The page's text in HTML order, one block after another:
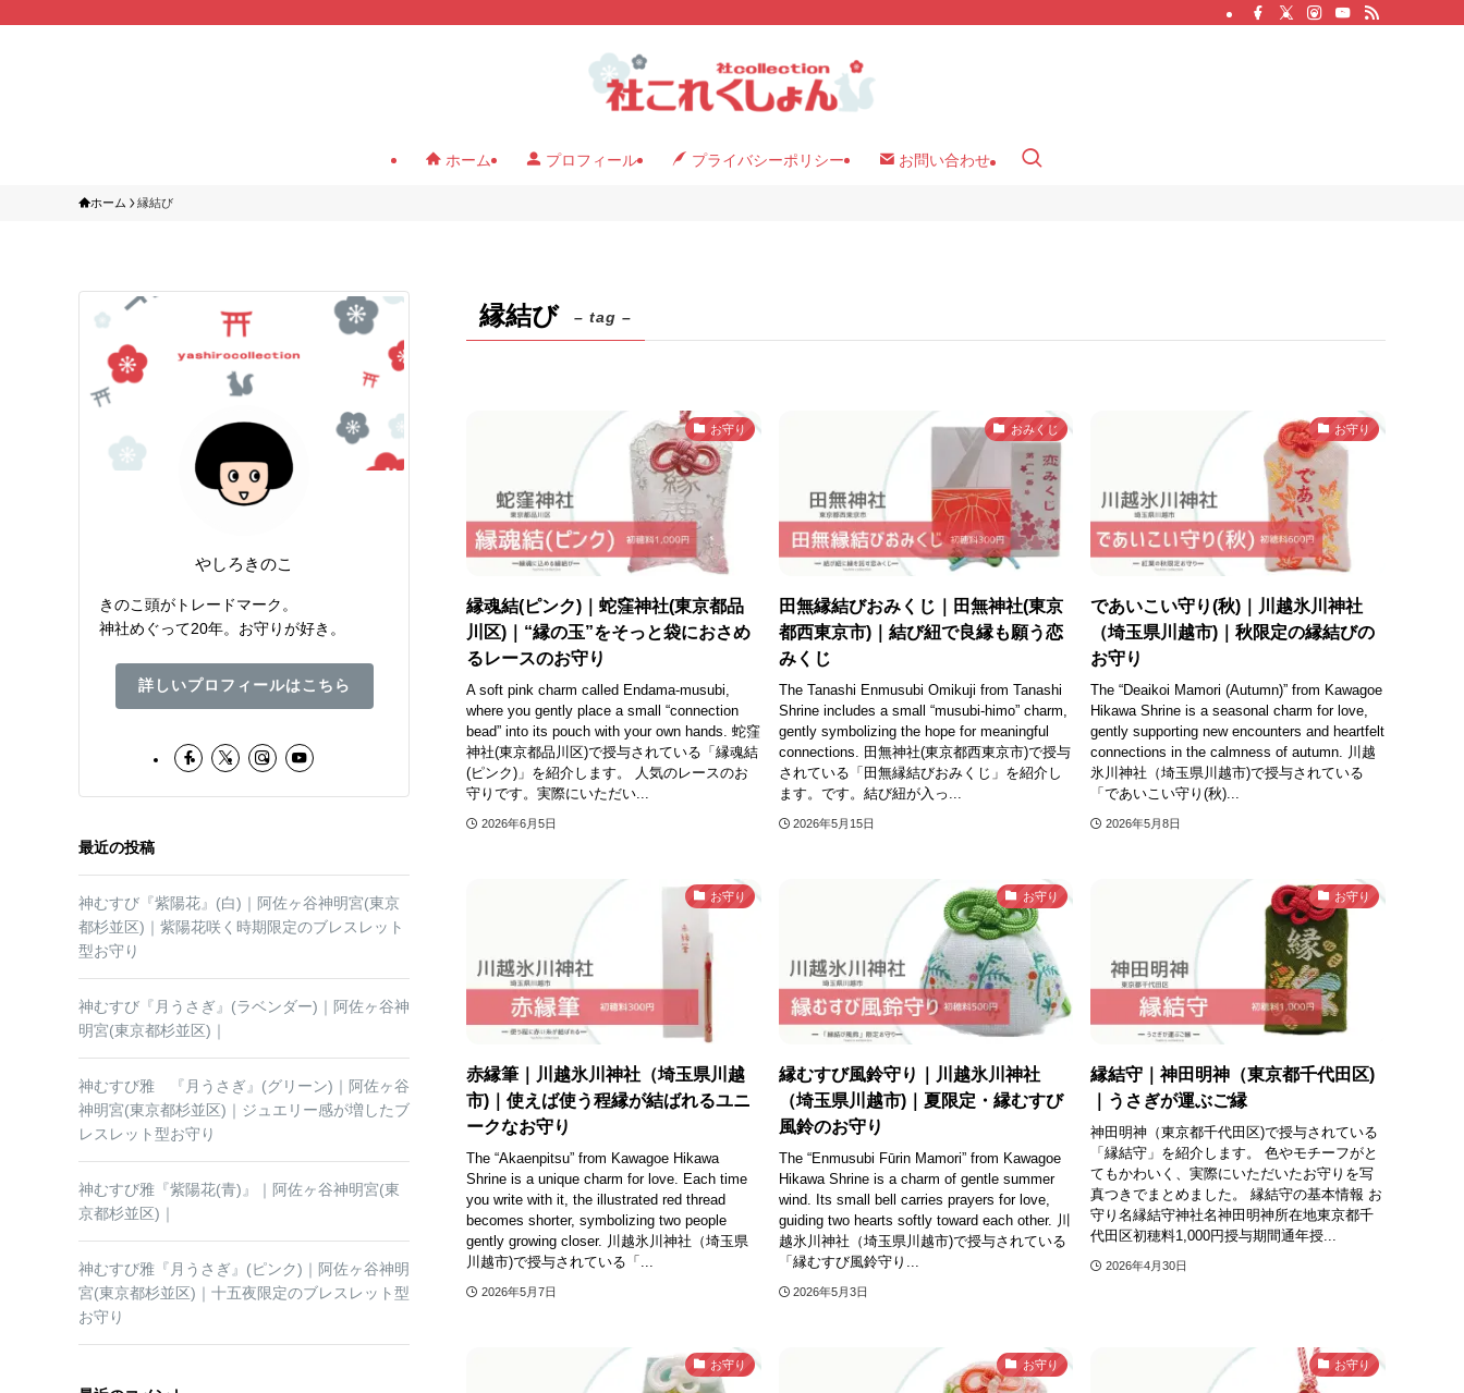
ホーム プロフィール プライバシーポリシー お問い合わせ
ホーム 縁結び
縁結び – tag –
お守り
縁魂結(ピンク)｜蛇窪神社(東京都品
川区)｜“縁の玉”をそっと袋におさめ
るレースのお守り
A soft pink charm called Endama-musubi,
where you gently place a small “connection
bead” into its pouch with your own hands. 蛇窪
神社(東京都品川区)で授与されている「縁魂結
(ピンク)」を紹介します。 人気のレースのお
守りです。実際にいただい...
2026年6月5日
おみくじ
田無縁結びおみくじ｜田無神社(東京
都西東京市)｜結び紐で良縁も願う恋
みくじ
The Tanashi Enmusubi Omikuji from Tanashi
Shrine includes a small “musubi-himo” charm,
gently symbolizing the hope for meaningful
connections. 田無神社(東京都西東京市)で授与
されている「田無縁結びおみくじ」を紹介し
ます。です。結び紐が入っ...
2026年5月15日
お守り
であいこい守り(秋)｜川越氷川神社
（埼玉県川越市)｜秋限定の縁結びの
お守り
The “Deaikoi Mamori (Autumn)” from Kawagoe
Hikawa Shrine is a seasonal charm for love,
gently supporting new encounters and heartfelt
connections in the calmness of autumn. 川越
氷川神社（埼玉県川越市)で授与されている
「であいこい守り(秋)...
2026年5月8日
お守り
赤縁筆｜川越氷川神社（埼玉県川越
市)｜使えば使う程縁が結ばれるユニ
ークなお守り
The “Akaenpitsu” from Kawagoe Hikawa
Shrine is a unique charm for love. Each time
you write with it, the illustrated red thread
becomes shorter, symbolizing two people
gently growing closer. 川越氷川神社（埼玉県
川越市)で授与されている「...
2026年5月7日
お守り
縁むすび風鈴守り｜川越氷川神社
（埼玉県川越市)｜夏限定・縁むすび
風鈴のお守り
The “Enmusubi Fūrin Mamori” from Kawagoe
Hikawa Shrine is a charm of gentle summer
wind. Its small bell carries prayers for love,
guiding two hearts softly toward each other. 川
越氷川神社（埼玉県川越市)で授与されている
「縁むすび風鈴守り...
2026年5月3日
お守り
縁結守｜神田明神（東京都千代田区)
｜うさぎが運ぶご縁
神田明神（東京都千代田区)で授与されている
「縁結守」を紹介します。 色やモチーフがと
てもかわいく、実際にいただいたお守りを写
真つきでまとめました。 縁結守の基本情報 お
守り名縁結守神社名神田明神所在地東京都千
代田区初穂料1,000円授与期間通年授...
2026年4月30日
お守り お守り お守り
やしろきのこ
きのこ頭がトレードマーク。
神社めぐって20年。お守りが好き。
詳しいプロフィールはこちら
最近の投稿
神むすび『紫陽花』(白)｜阿佐ヶ谷神明宮(東京
都杉並区)｜紫陽花咲く時期限定のブレスレット
型お守り
神むすび『月うさぎ』(ラベンダー)｜阿佐ヶ谷神
明宮(東京都杉並区)｜
神むすび雅 『月うさぎ』(グリーン)｜阿佐ヶ谷
神明宮(東京都杉並区)｜ジュエリー感が増したブ
レスレット型お守り
神むすび雅『紫陽花(青)』｜阿佐ヶ谷神明宮(東
京都杉並区)｜
神むすび雅『月うさぎ』(ピンク)｜阿佐ヶ谷神明
宮(東京都杉並区)｜十五夜限定のブレスレット型
お守り